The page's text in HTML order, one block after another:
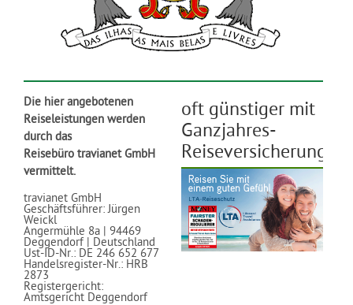
Die hier angebotenen
Reiseleistungen werden
durch das
Reisebüro travianet GmbH
vermittelt.
travianet GmbH
Geschäftsführer: Jürgen
Weickl
Angermühle 8a | 94469
Deggendorf | Deutschland
Ust-ID-Nr.: DE 246 652 677
Handelsregister-Nr.: HRB
2873
Registergericht:
Amtsgericht Deggendorf
oft günstiger mit
Ganzjahres-
Reiseversicherung